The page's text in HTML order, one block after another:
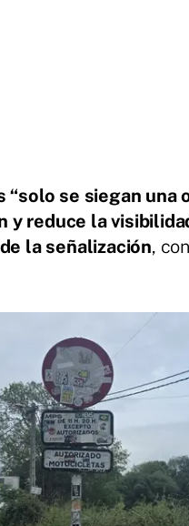
“solo se siegan una
y reduce la
la señalización,